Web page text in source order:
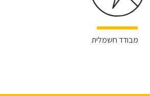
מבודד חשמלית